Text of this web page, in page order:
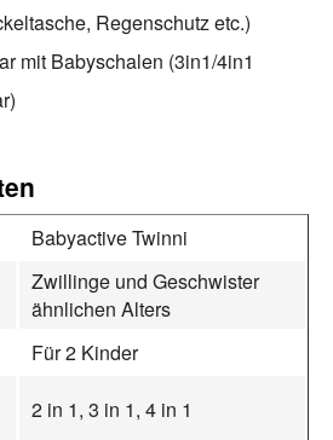
Regenschutz etc.)
mit Babyschalen (3in1/4in1
Babyactive Twinni
Zwillinge und Geschwister
ähnlichen Alters
Für 2 Kinder
2 in 1, 3 in 1, 4 in 1